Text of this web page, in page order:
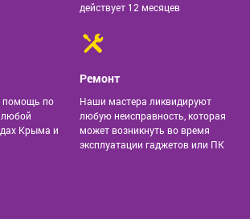
действует 12 месяцев
помощь по
любой
Крыма и
Ремонт
Наши мастера ликвидируют
любую неисправность, которая
может возникнуть во время
эксплуатации гаджетов или ПК